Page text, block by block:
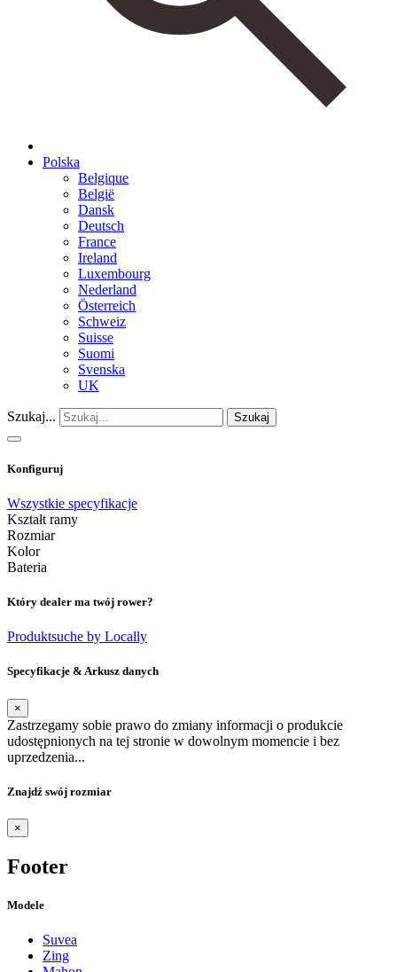
Polska
Belgique
België
Dansk
Deutsch
France
Ireland
Luxembourg
Nederland
Österreich
Schweiz
Suisse
Suomi
Svenska
UK
Szukaj... Szukaj
Konfiguruj
Wszystkie specyfikacje
Kształt ramy
Rozmiar
Kolor
Bateria
Który dealer ma twój rower?
Produktsuche by Locally
Specyfikacje & Arkusz danych
×
Zastrzegamy sobie prawo do zmiany informacji o produkcie
udostępnionych na tej stronie w dowolnym momencie i bez
uprzedzenia...
Znajdź swój rozmiar
×
Footer
Modele
Suvea
Zing